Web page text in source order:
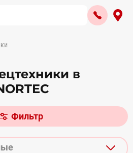
в
Фильтр